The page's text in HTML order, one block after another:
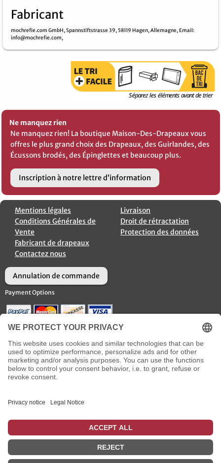
Fabricant
mochrefie.com GmbH, Spannstiftstrasse 39, 58119 Hagen, Allemagne, Email:
info@mochrefie.com,
Ne manquez rien
Ne manquez rien! La boutique Maison-Des-Drapeaux vous
offres le plus grand choix des Drapeaux, des Guirlandes, des
Écussons brodés, des Épinglettes et beaucoup plus.
Inscription à notre lettre d’information
Mentions légales
Conditions Générales de
Vente
Fabricant de drapeaux
Contactez nous
Livraison
Droit de rétractation
Protection des données
Annulation de commande
Payment Options
* plusfrais de livraisonincl. TVA
: pour les livraisons en France métropolitaine, qui sont
effectuées jusqu'à 14 heures avec le mode de paiement carte